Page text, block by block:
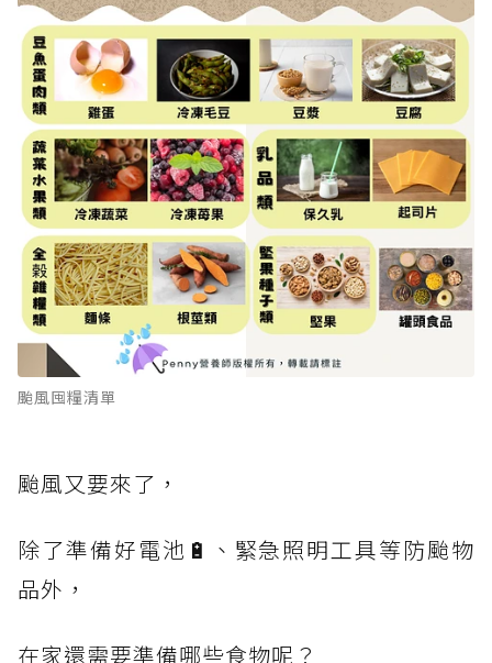
颱風囤糧清單
颱風又要來了，
除了準備好電池🔋、緊急照明工具等防颱物
品外，
在家還需要準備哪些食物呢？